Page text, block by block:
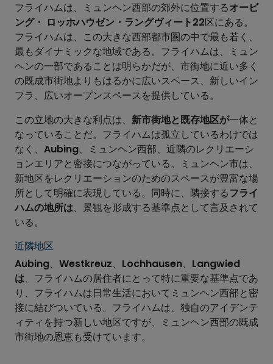
フライハムは、ミュンヘン西部の郊外に位置するオービ
ング・ ロッホハウゼン・ラングヴィート22区にある。
フライハムは、この大きな西部都市圏の中で最も若く、
最もダイナミックな地域である。フライハムは、ミュン
ヘンの一部であることは明らかだが、市街地に近い多く
の既成市街地よりもはるかに広いスペース、新しいイン
フラ、広いオープンスペースを提供している。
この立地の大きな利点は、 新市街地と既存地区が一体と
なっていることだ。フライハムは孤立しているわけでは
なく、 Aubing、ミュンヘン西部、近隣のレクリエーシ
ョンエリアと密接につながっている。ミュンヘン市は、
新地区をレクリエーションのためのスペースが豊富な場
所として明確に表現している。同時に、隣接するフライ
ハムの地所は、景観を形成する基準点として言及されて
いる。
近隣地区
Aubing、 Westkreuz、 Lochhausen、 Langwied
は、フライハムの居住者にとって特に重要な基準点であ
り、フライハムは日常生活においてミュンヘン西部と密
接に結びついている。フライハムは、独自のアイデンテ
ィティを持つ新しい地区ですが、ミュンヘン西部の既成
市街地の恩恵も受けています。